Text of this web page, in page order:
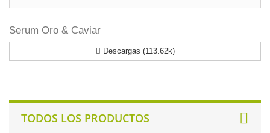
TODOS LOS PRODUCTOS
Serum Oro & Caviar
Descargas (113.62k)